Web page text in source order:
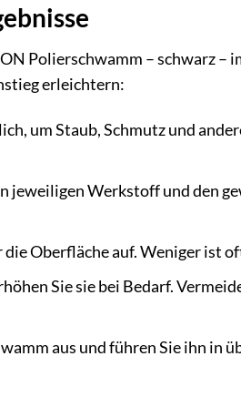
Polierschwamm – schwarz –
erleichtern:
um Staub, Schmutz und
jeweiligen Werkstoff und den
Oberfläche auf. Weniger ist
Sie sie bei Bedarf.
aus und führen Sie ihn in